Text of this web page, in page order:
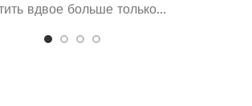
вдвое больше только...